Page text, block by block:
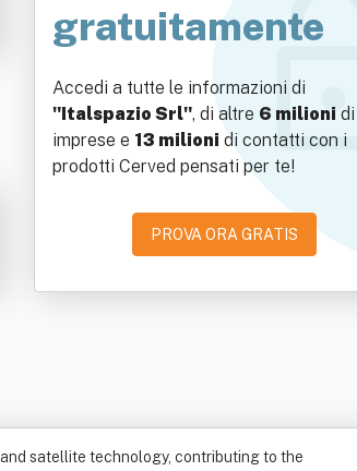
gratuitamente
Accedi a tutte le informazioni di
"Italspazio Srl", di altre 6 milioni di
imprese e 13 milioni di contatti con i
prodotti Cerved pensati per te!
PROVA ORA GRATIS
satellite technology, contributing to the